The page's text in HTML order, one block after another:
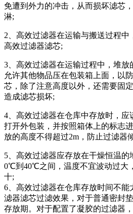
免遭到外力的冲击，从而损坏滤芯
淋;
2、高效过滤器在运输与搬送过程
高效过滤器滤芯;
3、高效过滤器在运输过程中，堆放
允许其他物品压在包装箱上面，以
芯，除了注意高度以外，还需要固
造成滤芯损坏;
4、高效过滤器在仓库中存放时，应
打开外包装，并按照箱体上的标志
放的高度不得超过2m，防止过滤器
5、高效过滤器应存放在干燥恒温的
0℃到40℃之间，温度不宜波动过大
十;
6、高效过滤器在仓库存放时间不能
滤器滤芯过滤效果，对于普通密封
存放期。对于配置了凝胶的过滤器